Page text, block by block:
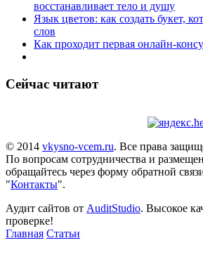
восстанавливает тело и душу
Язык цветов: как создать букет,
слов
Как проходит первая онлайн-
Сейчас читают
© 2014 vkysno-vcem.ru. Все права
По вопросам сотрудничества и
обращайтесь через форму обратной
"Контакты".
Аудит сайтов от AuditStudio. Высокое
проверке!
Главная Статьи